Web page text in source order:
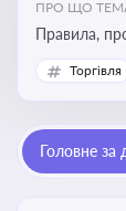
ПРО ЩО
Правила,
Торгівля
Головне за